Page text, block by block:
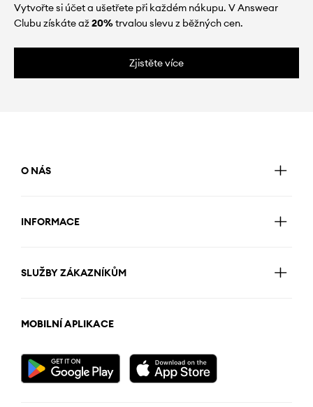
Vytvořte si účet a ušetřete při každém nákupu. V Answear
Clubu získáte až20%trvalou slevu z běžných cen.
Zjistěte více
O NÁS
INFORMACE
SLUŽBY ZÁKAZNÍKŮM
MOBILNÍ APLIKACE